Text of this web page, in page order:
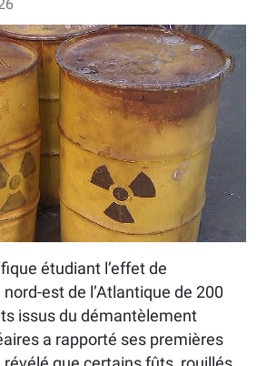
étudiant l’effet de
est de l’Atlantique de 200
issus du démantèlement
a rapporté ses premières